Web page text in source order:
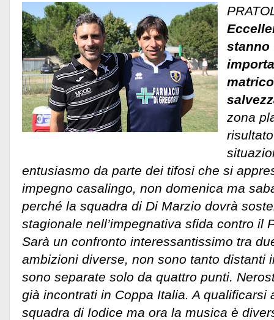
stanno
zona
entusiasmo da parte dei tifosi che si
impegno casalingo, non domenica ma
perché la squadra di Di Marzio dovrà
stagionale nell’impegnativa sfida contro il
Sarà un confronto interessantissimo tra
ambizioni diverse, non sono tanto distanti
sono separate solo da quattro punti.
già incontrati in Coppa Italia. A qualificarsi
squadra di Iodice ma ora la musica è